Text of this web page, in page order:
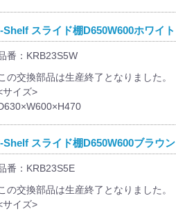
Shelf スライド棚D650W600ホワイト
番：KRB23S5W
の交換部品は生産終了となりました。
サイズ>
Shelf スライド棚D650W600ブラウン
番：KRB23S5E
の交換部品は生産終了となりました。
サイズ>